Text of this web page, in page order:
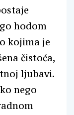
hodom
kojima je
čistoća,
ljubavi.
nego